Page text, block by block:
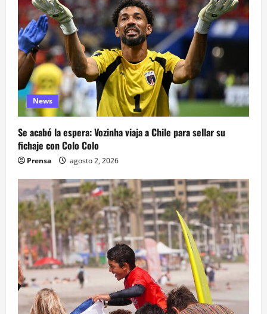
News
Se acabó la espera: Vozinha viaja a Chile para sellar su
fichaje con Colo Colo
Prensa agosto 2, 2026